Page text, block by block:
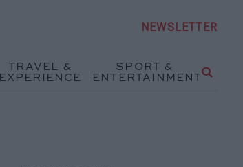
NEWSLETTER
TRAVEL &
EXPERIENCE
SPORT &
ENTERTAINMENT